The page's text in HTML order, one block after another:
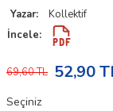
Yazar:
Kollektif
İncele:
69,60TL 52,90
Seçiniz